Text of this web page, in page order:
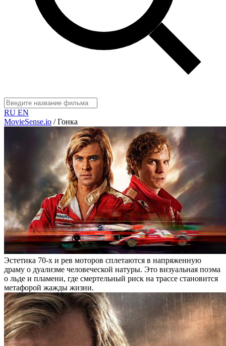
RU EN
MovieSense.io / Гонка
Эстетика 70-х и рев моторов сплетаются в напряженную
драму о дуализме человеческой натуры. Это визуальная поэма
о льде и пламени, где смертельный риск на трассе становится
метафорой жажды жизни.